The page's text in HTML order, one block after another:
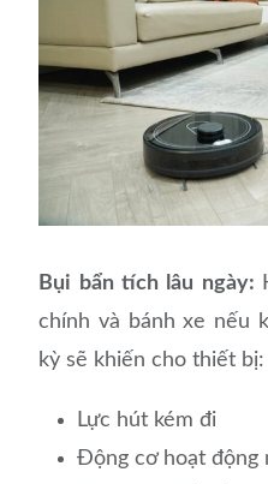
Bụi bẩn tích lâu ngày:
chính và bánh xe nếu
kỳ sẽ khiến cho thiết bị:
Lực hút kém đi
Động cơ hoạt động